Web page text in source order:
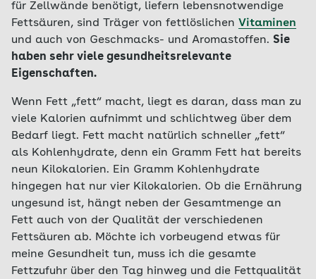
für Zellwände benötigt, liefern lebensnotwendige
Fettsäuren, sind Träger von fettlöslichen Vitaminen
und auch von Geschmacks- und Aromastoffen. Sie
haben sehr viele gesundheitsrelevante
Eigenschaften.
Wenn Fett „fett“ macht, liegt es daran, dass man zu
viele Kalorien aufnimmt und schlichtweg über dem
Bedarf liegt. Fett macht natürlich schneller „fett“
als Kohlenhydrate, denn ein Gramm Fett hat bereits
neun Kilokalorien. Ein Gramm Kohlenhydrate
hingegen hat nur vier Kilokalorien. Ob die Ernährung
ungesund ist, hängt neben der Gesamtmenge an
Fett auch von der Qualität der verschiedenen
Fettsäuren ab. Möchte ich vorbeugend etwas für
meine Gesundheit tun, muss ich die gesamte
Fettzufuhr über den Tag hinweg und die Fettqualität